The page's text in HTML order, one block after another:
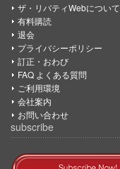
ザ・リバティWebについて
有料購読
退会
プライバシーポリシー
訂正・おわび
FAQ よくある質問
ご利用環境
会社案内
お問い合わせ
subscribe